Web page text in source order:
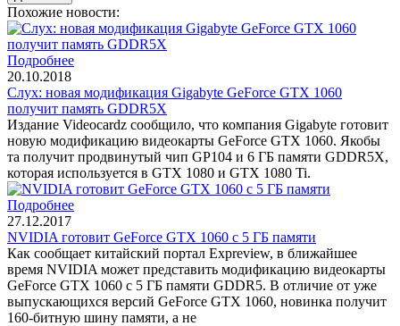
Похожие новости:
Подробнее
20.10.2018
Слух: новая модификация Gigabyte GeForce GTX 1060
получит память GDDR5X
Издание Videocardz сообщило, что компания Gigabyte готовит
новую модификацию видеокарты GeForce GTX 1060. Якобы
та получит продвинутый чип GP104 и 6 ГБ памяти GDDR5X,
которая используется в GTX 1080 и GTX 1080 Ti.
Подробнее
27.12.2017
NVIDIA готовит GeForce GTX 1060 с 5 ГБ памяти
Как сообщает китайский портал Expreview, в ближайшее
время NVIDIA может представить модификацию видеокарты
GeForce GTX 1060 с 5 ГБ памяти GDDR5. В отличие от уже
выпускающихся версий GeForce GTX 1060, новинка получит
160-битную шину памяти, а не